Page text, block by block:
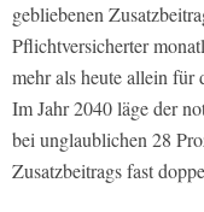
gebliebenen
Pflichtversicher­ter
mehr als heute allein für
Im Jahr 2040 läge der
bei unglaublichen 28
Zusatzbeitrags fast